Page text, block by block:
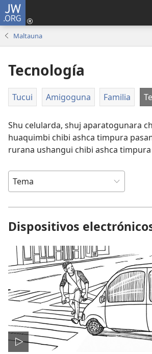
JW.ORG
Maltauna
Tecnología
Tucui Amigoguna Familia
Shu celularda, shuj aparatogunara
huaquimbi chibi ashca timpura
rurana ushangui chibi ashca
Dispositivos